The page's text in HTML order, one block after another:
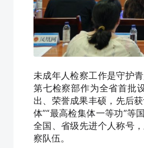
未成年人检察工作是守护
第七检察部作为全省首批
出、荣誉成果丰硕，先后
体”“最高检集体一等功”等
全国、省级先进个人称号
察队伍。